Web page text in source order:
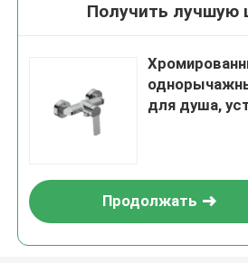
Получить лучшую
для душа,
Продолжать